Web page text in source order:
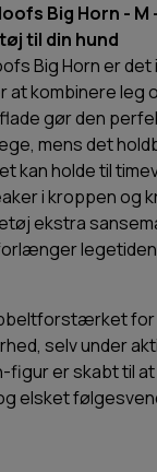
Big Horn - M
til din hund
Big Horn er
at kombinere leg
gør den
mens det
kan holde til
i kroppen og
ekstra
for
selv under
figur er skabt til
elsket